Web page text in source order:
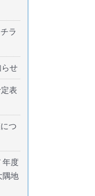
ラ
せ
表
つ
年度
隅地